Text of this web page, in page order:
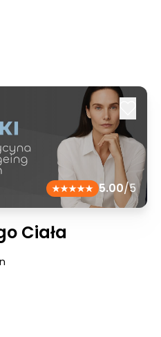
5.00/5
Ciała